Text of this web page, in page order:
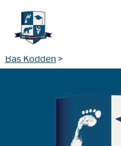
Bas Kodden >